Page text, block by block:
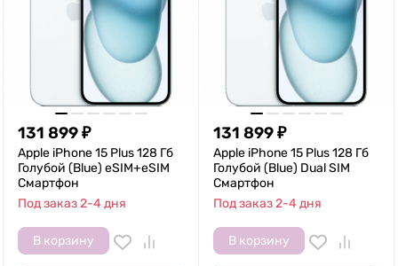
131 899₽
Apple iPhone 15 Plus 128 Гб
Голубой (Blue) eSIM+eSIM
Смартфон
Под заказ 2-4 дня
В корзину
131 899₽
Apple iPhone 15 Plus 128 Гб
Голубой (Blue) Dual SIM
Смартфон
Под заказ 2-4 дня
В корзину